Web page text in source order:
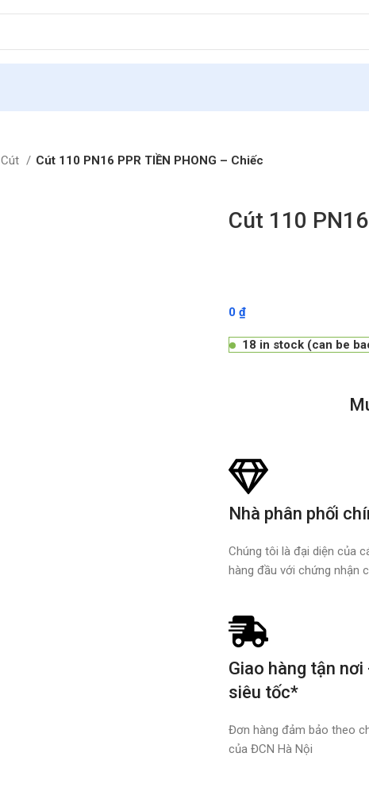
Cút
Cút 110 PN16 PPR TIỀN PHONG – Chiếc
Cút 110
0 ₫
18 in stock (can be
Nhà phân phối
Chúng tôi là đại diện của
hàng đầu với chứng nhận
Giao hàng tận nơi
siêu tốc*
Đơn hàng đảm bảo theo
của ĐCN Hà Nội